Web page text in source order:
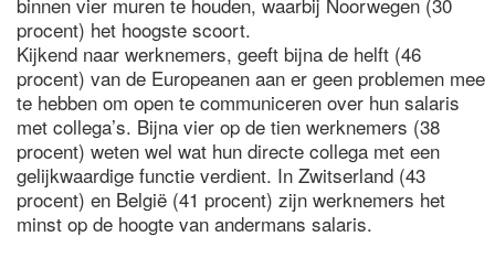
procent) het hoogste scoort.
Kijkend naar werknemers, geeft bijna de helft (46
procent) van de Europeanen aan er geen problemen mee
te hebben om open te communiceren over hun salaris
met collega’s. Bijna vier op de tien werknemers (38
procent) weten wel wat hun directe collega met een
gelijkwaardige functie verdient. In Zwitserland (43
procent) en België (41 procent) zijn werknemers het
minst op de hoogte van andermans salaris.